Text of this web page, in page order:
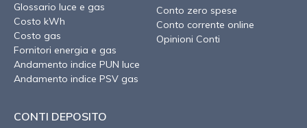
Glossario luce e gas
Costo kWh
Costo gas
Fornitori energia e gas
Andamento indice PUN luce
Andamento indice PSV gas
Conto zero spese
Conto corrente online
Opinioni Conti
CONTI DEPOSITO